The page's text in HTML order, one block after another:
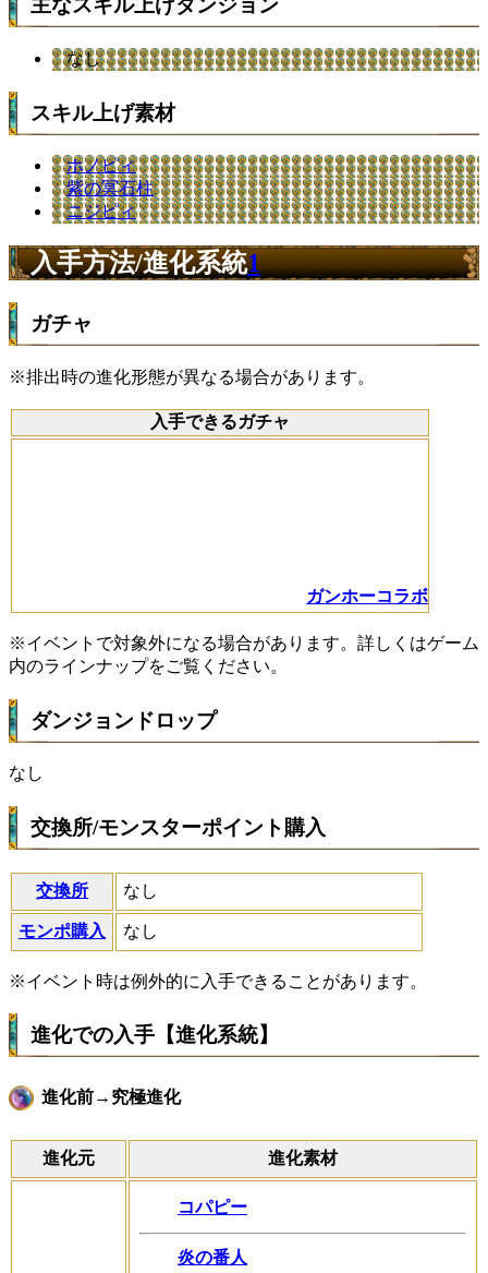
主なスキル上げダンジョン
なし
スキル上げ素材
ホノピィ
紫の冥石柱
ニジピィ
入手方法/進化系統1
ガチャ
※排出時の進化形態が異なる場合があります。
入手できるガチャ
ガンホーコラボ
※イベントで対象外になる場合があります。詳しくはゲーム
内のラインナップをご覧ください。
ダンジョンドロップ
なし
交換所/モンスターポイント購入
交換所 なし
モンポ購入 なし
※イベント時は例外的に入手できることがあります。
進化での入手【進化系統】
進化前→究極進化
進化元 進化素材
コパピー
炎の番人